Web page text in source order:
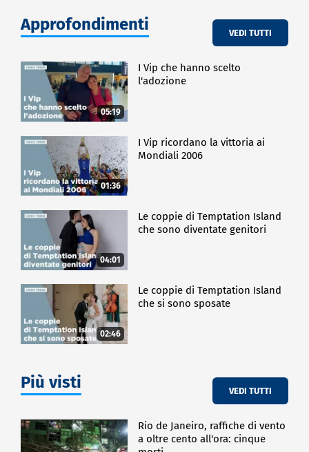
Approfondimenti VEDI TUTTI
05:19
I Vip che hanno scelto
l'adozione
01:36
I Vip ricordano la vittoria ai
Mondiali 2006
04:01
Le coppie di Temptation Island
che sono diventate genitori
02:46
Le coppie di Temptation Island
che si sono sposate
Più visti VEDI TUTTI
Rio de Janeiro, raffiche di vento
a oltre cento all'ora: cinque